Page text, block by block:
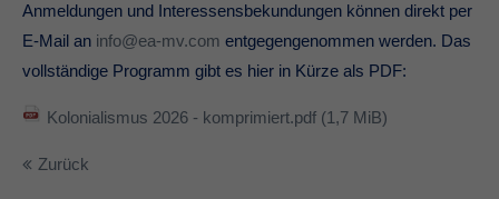
Anmeldungen und Interessensbekundungen können direkt per
E-Mail an info@ea-mv.com entgegengenommen werden. Das
vollständige Programm gibt es hier in Kürze als PDF:
Kolonialismus 2026 - komprimiert.pdf (1,7 MiB)
Zurück